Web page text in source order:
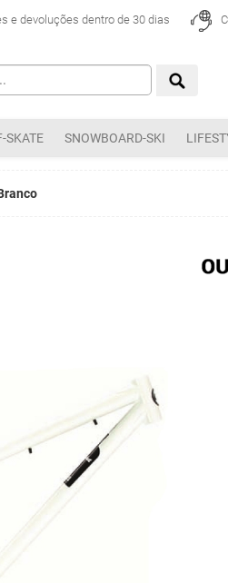
e devoluções dentro de 30 dias
SKATE SNOWBOARD-SKI